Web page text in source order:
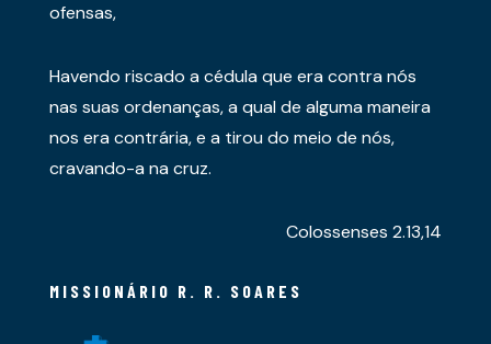
ofensas,
Havendo riscado a cédula que era contra nós
nas suas ordenanças, a qual de alguma maneira
nos era contrária, e a tirou do meio de nós,
cravando-a na cruz.
Colossenses 2.13,14
MISSIONÁRIO R. R. SOARES